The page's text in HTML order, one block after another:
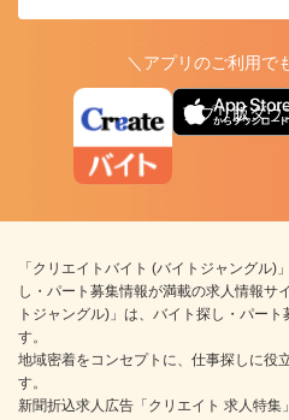
＼アプリのご利用で
アプリ版ダウ
「クリエイトバイト (バイトジャングル)
し・パート募集情報が満載の求人情報サ
トジャングル)」は、バイト探し・パー
す。
地域密着をコンセプトに、仕事探しに役
す。
新聞折込求人広告「クリエイト 求人特